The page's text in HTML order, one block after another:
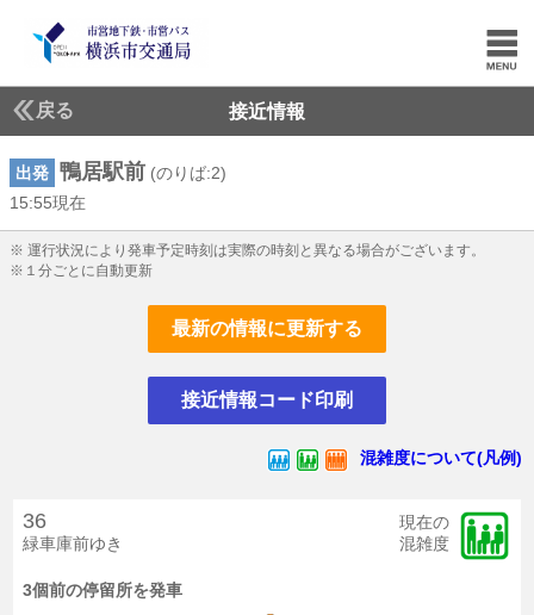
戻る 接近情報
出発 鴨居駅前 (のりば:2)
15:55現在
※ 運行状況により発車予定時刻は実際の時刻と異なる場合がございます。
※１分ごとに自動更新
最新の情報に更新する
接近情報コード印刷
混雑度について(凡例)
36
緑車庫前ゆき
現在の
混雑度
3個前の停留所を発車